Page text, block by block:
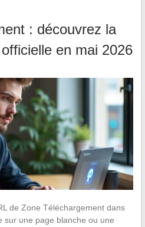
: découvrez la
en mai 2026
de Zone Téléchargement dans
sur une page blanche ou une